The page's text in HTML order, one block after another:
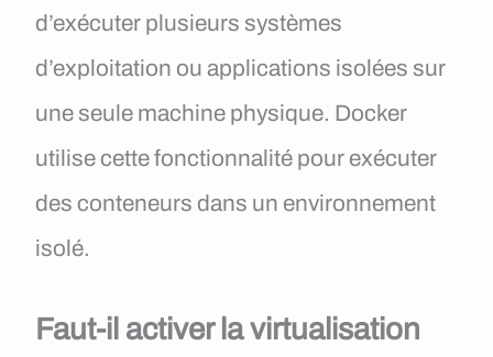
d’exécuter plusieurs systèmes
d’exploitation ou applications isolées sur
une seule machine physique. Docker
utilise cette fonctionnalité pour exécuter
des conteneurs dans un environnement
isolé.
Faut-il activer la virtualisation